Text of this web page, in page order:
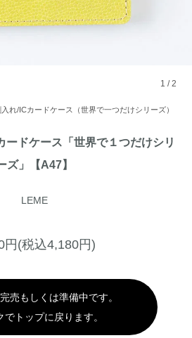
1 /2
れ/ICカードケース（世界で一つだけシリーズ）
ードケース「世界で１つだけシリ
ズ」【A47】
LEME
円(税込4,180円)
売もしくは準備中です。
でトップに戻ります。